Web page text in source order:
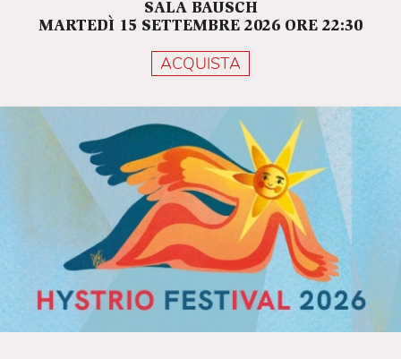
SALA BAUSCH
MARTEDÌ 15 SETTEMBRE 2026 ORE 22:30
ACQUISTA